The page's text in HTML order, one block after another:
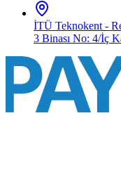
İTÜ Teknokent -
3 Binası No: 4/İç